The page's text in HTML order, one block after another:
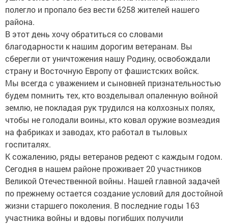
полегло и пропало без вести 6258 жителей нашего
района.
В этот день хочу обратиться со словами
благодарности к нашим дорогим ветеранам. Вы
сберегли от уничтожения нашу Родину, освобождали
страну и Восточную Европу от фашистских войск.
Мы всегда с уважением и сыновней признательностью
будем помнить тех, кто возделывал опаленную войной
землю, не покладая рук трудился на колхозных полях,
чтобы не голодали воины, кто ковал оружие возмездия
на фабриках и заводах, кто работал в тыловых
госпиталях.
К сожалению, ряды ветеранов редеют с каждым годом.
Сегодня в нашем районе проживает 20 участников
Великой Отечественной войны. Нашей главной задачей
по прежнему остается создание условий для достойной
жизни старшего поколения. В последние годы 163
участника войны и вдовы погибших получили